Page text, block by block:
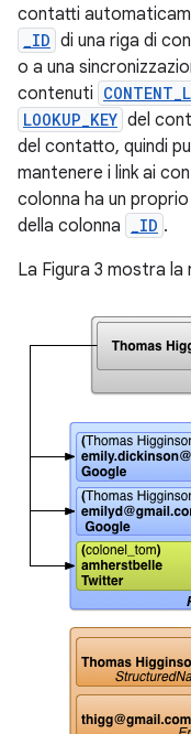
contatti
_ID di una riga di
o a una
contenuti
LOOKUP_KEY del
del contatto, quindi
mantenere i link ai
colonna ha un
della colonna _ID .
La Figura 3 mostra